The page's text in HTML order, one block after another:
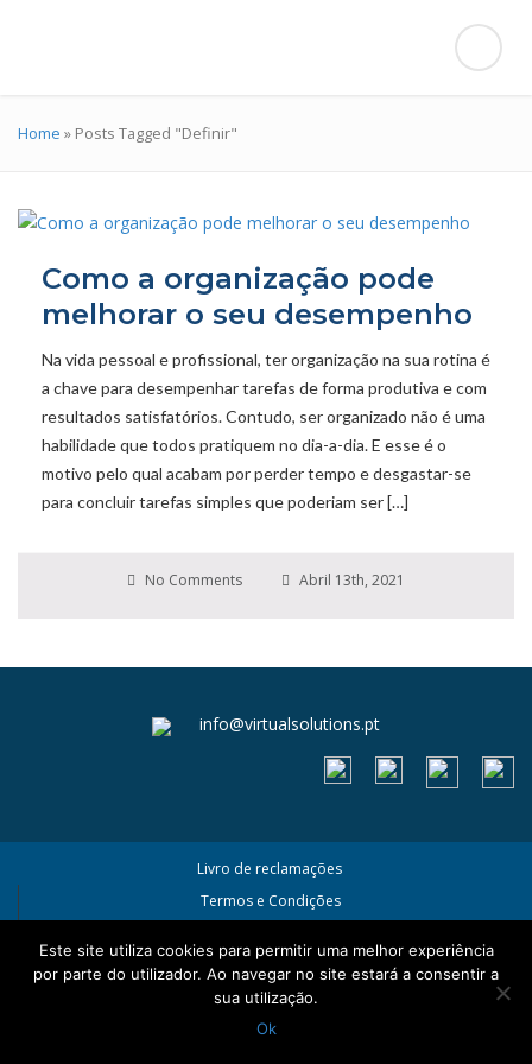
Home » Posts Tagged "Definir"
Como a organização pode
melhorar o seu desempenho
Na vida pessoal e profissional, ter organização na sua rotina é
a chave para desempenhar tarefas de forma produtiva e com
resultados satisfatórios. Contudo, ser organizado não é uma
habilidade que todos pratiquem no dia-a-dia. E esse é o
motivo pelo qual acabam por perder tempo e desgastar-se
para concluir tarefas simples que poderiam ser […]
No Comments Abril 13th, 2021
info@virtualsolutions.pt
Livro de reclamações
Termos e Condições
Este site utiliza cookies para permitir uma melhor experiência
por parte do utilizador. Ao navegar no site estará a consentir a
sua utilização.
Ok